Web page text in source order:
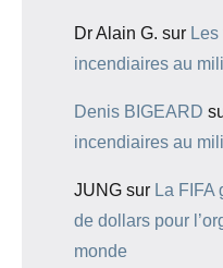
Dr Alain G. sur
incendiaires au
Denis BIGEARD
incendiaires au
JUNG sur La FIFA
de dollars pour
monde